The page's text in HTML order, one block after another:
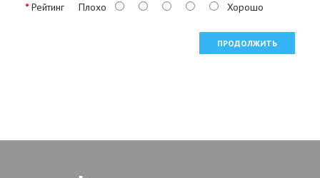
Рейтинг Плохо Хорошо
ПРОДОЛЖИТЬ